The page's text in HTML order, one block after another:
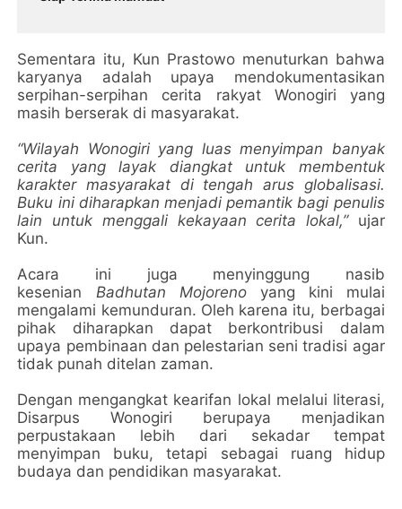
Sementara itu, Kun Prastowo menuturkan bahwa
karyanya adalah upaya mendokumentasikan
serpihan-serpihan cerita rakyat Wonogiri yang
masih berserak di masyarakat.
“Wilayah Wonogiri yang luas menyimpan banyak
cerita yang layak diangkat untuk membentuk
karakter masyarakat di tengah arus globalisasi.
Buku ini diharapkan menjadi pemantik bagi penulis
lain untuk menggali kekayaan cerita lokal,”ujar
Kun.
Acara ini juga menyinggung nasib
kesenian Badhutan Mojorenoyang kini mulai
mengalami kemunduran. Oleh karena itu, berbagai
pihak diharapkan dapat berkontribusi dalam
upaya pembinaan dan pelestarian seni tradisi agar
tidak punah ditelan zaman.
Dengan mengangkat kearifan lokal melalui literasi,
Disarpus Wonogiri berupaya menjadikan
perpustakaan lebih dari sekadar tempat
menyimpan buku, tetapi sebagai ruang hidup
budaya dan pendidikan masyarakat.